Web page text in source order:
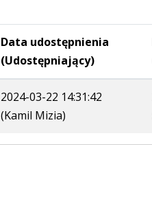
Data udostępnienia
(Udostępniający)
2024-03-22 14:31:42
(Kamil Mizia)